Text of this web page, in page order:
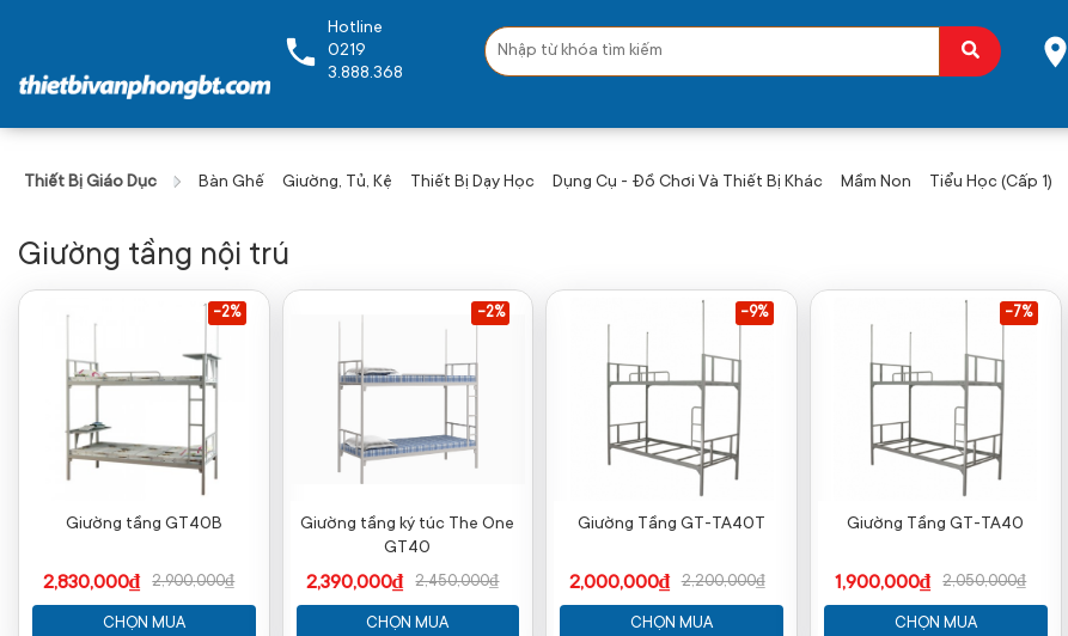
Hotline
0219
3.888.368
Thiết Bị Giáo Dục Bàn Ghế Giường, Tủ, Kệ Thiết Bị Dạy Học Dụng Cụ - Đồ Chơi Và Thiết Bị Khác Mầm Non Tiểu Học (Cấp 1)
Giường tầng nội trú
Giường tầng GT40B
2,830,000₫ 2,900,000₫
-2%
CHỌN MUA
Giường tầng ký túc The One
GT40
2,390,000₫ 2,450,000₫
-2%
CHỌN MUA
Giường Tầng GT-TA40T
2,000,000₫ 2,200,000₫
-9%
CHỌN MUA
Giường Tầng GT-TA40
1,900,000₫ 2,050,000₫
-7%
CHỌN MUA